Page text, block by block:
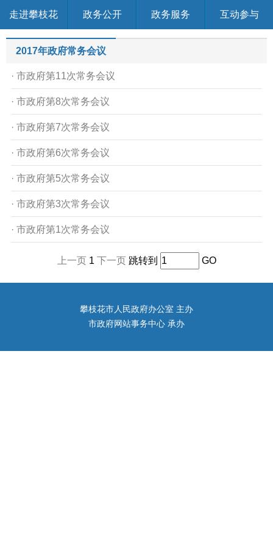
走进攀枝花 政务公开 政务服务 互动参与
2017年政府常务会议
· 市政府第11次常务会议
· 市政府第8次常务会议
· 市政府第7次常务会议
· 市政府第6次常务会议
· 市政府第5次常务会议
· 市政府第3次常务会议
· 市政府第1次常务会议
上一页 1 下一页 跳转到 GO
攀枝花市人民政府办公室 主办
市政府网站事务中心 承办